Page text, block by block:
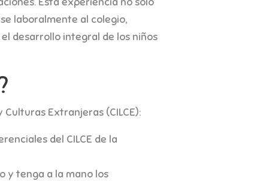
laboralmente al colegio,
desarrollo integral de los niños
Extranjeras (CILCE):
del CILCE de la
y tenga a la mano los